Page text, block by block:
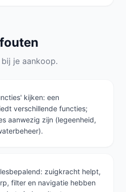
je aankoop.
kijken: een
verschillende functies;
aanwezig zijn (legeenheid,
zuigkracht helpt,
filter en navigatie hebben